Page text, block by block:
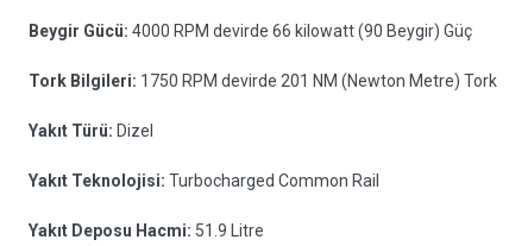
Beygir Gücü: 4000 RPM devirde 66 kilowatt (90 Beygir) Güç
Tork Bilgileri: 1750 RPM devirde 201 NM (Newton Metre) Tork
Yakıt Türü: Dizel
Yakıt Teknolojisi: Turbocharged Common Rail
Yakıt Deposu Hacmi: 51.9 Litre